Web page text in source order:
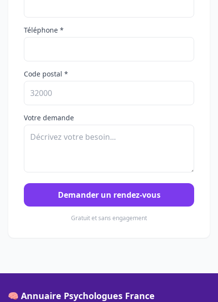
Téléphone *
Code postal *
Votre demande
Demander un rendez-vous
Gratuit et sans engagement
🧠 Annuaire Psychologues France